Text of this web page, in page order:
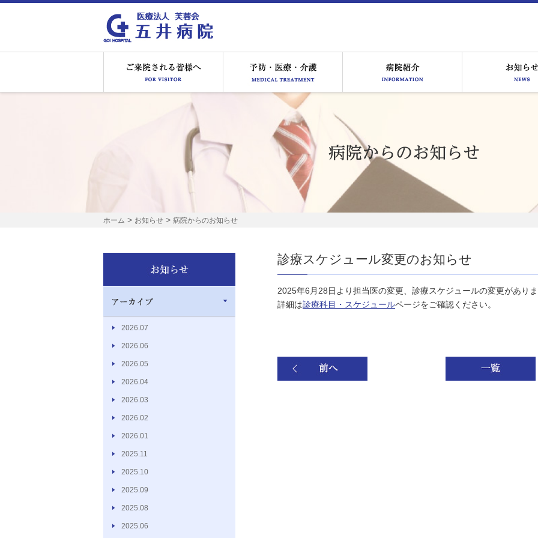
ホーム > お知らせ > 病院からのお知らせ
2026.07
2026.06
2026.05
2026.04
2026.03
2026.02
2026.01
2025.11
2025.10
2025.09
2025.08
2025.06
診療スケジュール変更のお知らせ
2025年6月28日より担当医の変更、診療スケジュールの変更があり
詳細は診療科目・スケジュールページをご確認ください。